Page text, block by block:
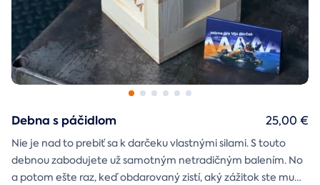
Debna s páčidlom
Nie je nad to prebiť sa k darčeku vlastnými silami. S touto
debnou zabodujete už samotným netradičným balením. No
a potom ešte raz, keď obdarovaný zistí, aký zážitok ste mu
25,00 €